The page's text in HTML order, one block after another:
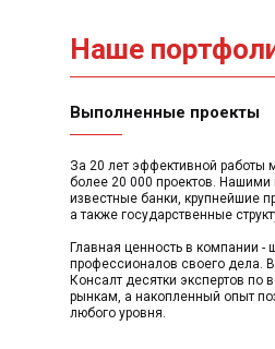
Выполненные проекты
За 20 лет эффективной работы
более 20 000 проектов. Нашими
известные банки, крупнейшие
а также государственные
Главная ценность в компании -
профессионалов своего дела.
Консалт десятки экспертов по
рынкам, а накопленный опыт
любого уровня.
Наше